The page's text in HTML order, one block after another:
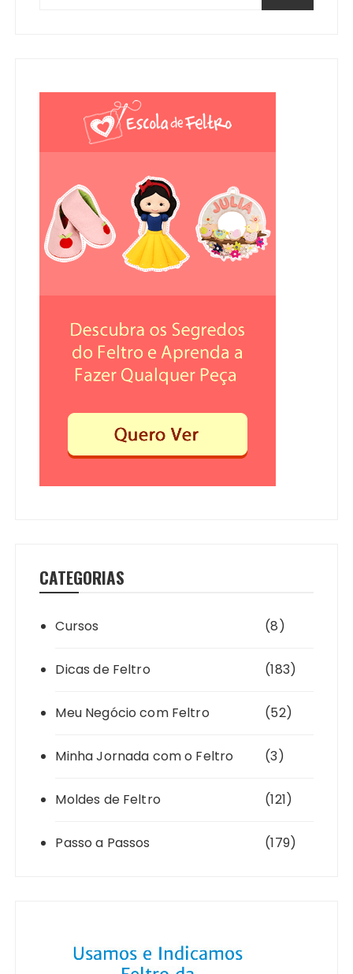
CATEGORIAS
Cursos (8)
Dicas de Feltro (183)
Meu Negócio com Feltro (52)
Minha Jornada com o Feltro (3)
Moldes de Feltro (121)
Passo a Passos (179)